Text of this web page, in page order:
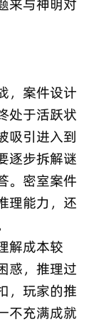
来与神明对
，案件设计
处于活跃状
吸引进入到
逐步拆解谜
。密室案件
理能力，还
解成本较
惑，推理过
，玩家的推
不充满成就